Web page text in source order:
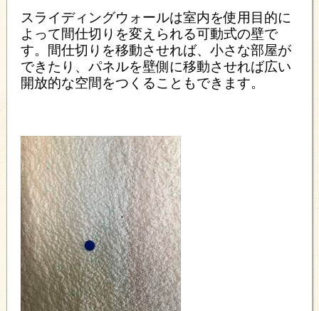
スライディングウォールは室内を使用目的に
よって間仕切りを変えられる可動式の壁で
す。間仕切りを移動させれば、小さな部屋が
できたり、パネルを壁側に移動させれば広い
開放的な空間をつくることもできます。